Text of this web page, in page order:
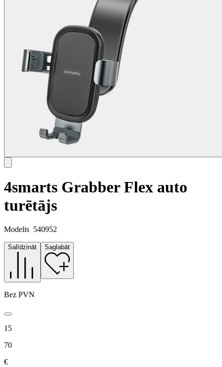
4smarts Grabber Flex auto
turētājs
Modelis 540952
Salīdzināt Saglabāt
Bez PVN
15
70
€